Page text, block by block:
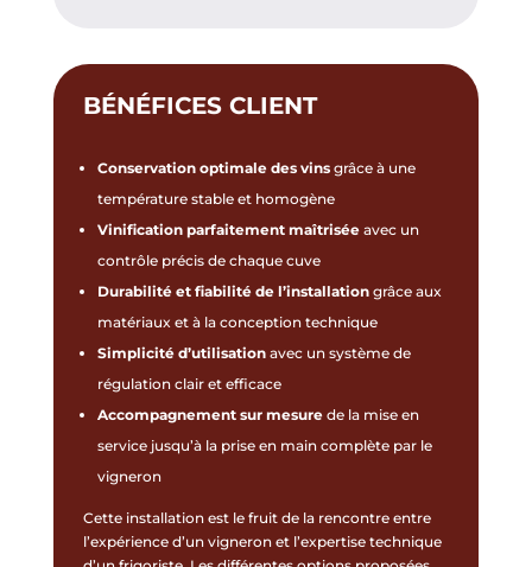
BÉNÉFICES CLIENT
Conservation optimale des vins grâce à une
température stable et homogène
Vinification parfaitement maîtriséeavec un
contrôle précis de chaque cuve
Durabilité et fiabilité de l’installationgrâce aux
matériaux et à la conception technique
Simplicité d’utilisationavec un système de
régulation clair et efficace
Accompagnement sur mesurede la mise en
service jusqu’à la prise en main complète par le
vigneron
Cette installation est le fruit de la rencontre entre
l’expérience d’un vigneron et l’expertise technique